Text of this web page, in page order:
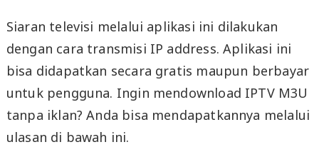
Siaran televisi melalui aplikasi ini dilakukan
dengan cara transmisi IP address. Aplikasi ini
bisa didapatkan secara gratis maupun berbayar
untuk pengguna. Ingin mendownload IPTV M3U
tanpa iklan? Anda bisa mendapatkannya melalui
ulasan di bawah ini.